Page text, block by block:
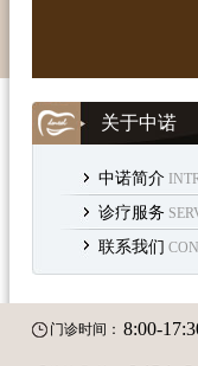
关于中诺
中诺简介
诊疗服务
联系我们
门诊时间： 8:00-